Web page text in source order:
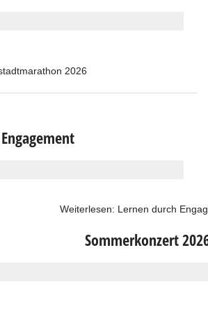
2026
Weiterlesen: Lernen durch
Sommerkonzert